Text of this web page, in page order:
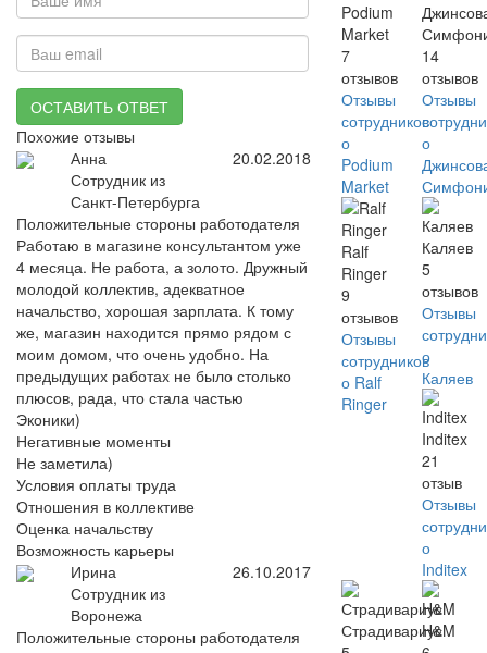
ОСТАВИТЬ ОТВЕТ
Похожие отзывы
Анна
Сотрудник из
Санкт-Петербурга
20.02.2018
Положительные стороны работодателя
Работаю в магазине консультантом уже
4 месяца. Не работа, а золото. Дружный
молодой коллектив, адекватное
начальство, хорошая зарплата. К тому
же, магазин находится прямо рядом с
моим домом, что очень удобно. На
предыдущих работах не было столько
плюсов, рада, что стала частью
Эконики)
Негативные моменты
Не заметила)
Условия оплаты труда
Отношения в коллективе
Оценка начальству
Возможность карьеры
Ирина
Сотрудник из
Воронежа
26.10.2017
Положительные стороны работодателя
Podium
Market
7
отзывов
Отзывы
сотрудников
о
Podium
Market
14
отзывов
Отзывы
о
Ralf
Ringer
9
отзывов
Отзывы
сотрудников
о Ralf
Ringer
Каляев
5
отзывов
Отзывы
о
Каляев
Inditex
21
отзыв
Отзывы
о
Inditex
Страдивариус
H&M